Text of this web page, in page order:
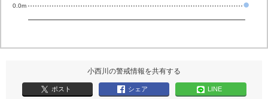
0.0m
小西川の警戒情報を共有する
ポスト シェア LINE